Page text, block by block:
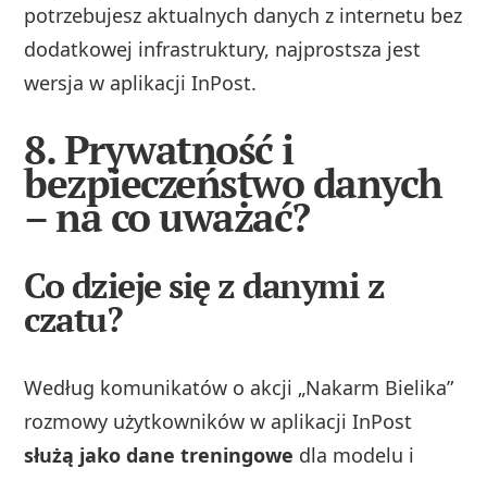
potrzebujesz aktualnych danych z internetu bez
dodatkowej infrastruktury, najprostsza jest
wersja w aplikacji InPost.
8. Prywatność i
bezpieczeństwo danych
– na co uważać?
Co dzieje się z danymi z
czatu?
Według komunikatów o akcji „Nakarm Bielika”
rozmowy użytkowników w aplikacji InPost
służą jako dane treningowe dla modelu i